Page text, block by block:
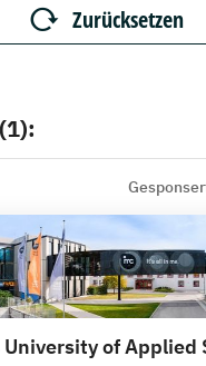
Zurücksetzen
of Applied